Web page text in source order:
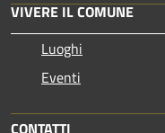
VIVERE IL COMUNE
Luoghi
Eventi
CONTATTI